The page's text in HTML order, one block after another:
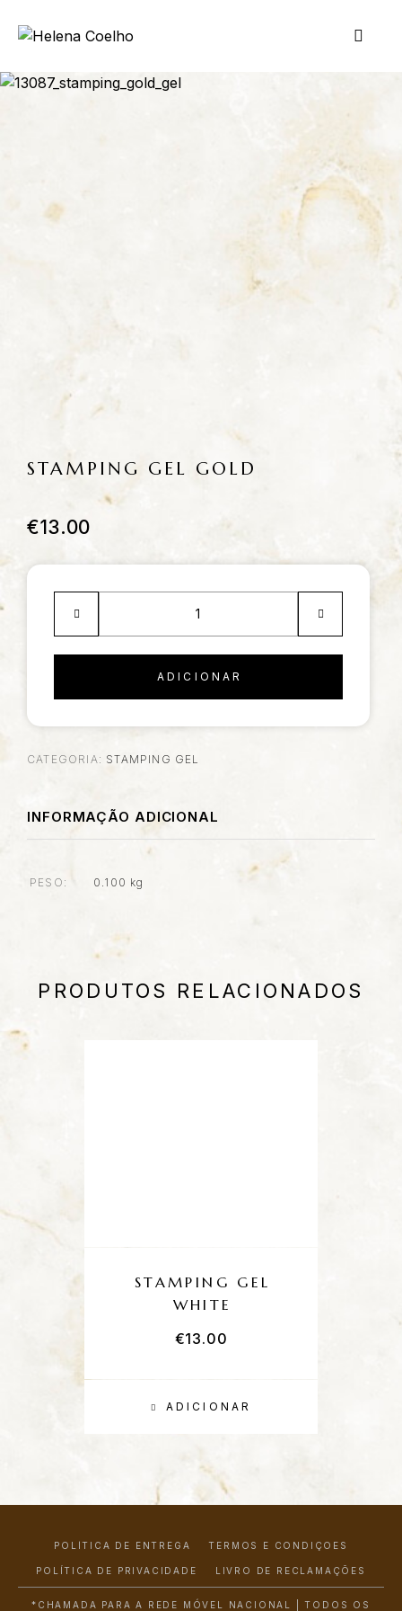
STAMPING GEL GOLD
€13.00
ADICIONAR
CATEGORIA: STAMPING GEL
INFORMAÇÃO ADICIONAL
PESO 0.100 kg
PRODUTOS RELACIONADOS
ADICIONAR
STAMPING GEL
WHITE
€13.00
POLÍTICA DE ENTREGA TERMOS E CONDIÇÕES
POLÍTICA DE PRIVACIDADE LIVRO DE RECLAMAÇÕES
*CHAMADA PARA A REDE MÓVEL NACIONAL | TODOS OS